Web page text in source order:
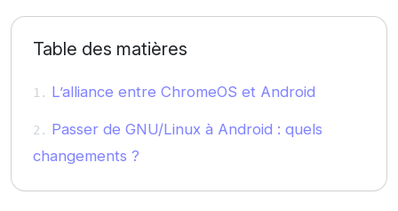
Table des matières
L’alliance entre ChromeOS et Android
Passer de GNU/Linux à Android : quels
changements ?